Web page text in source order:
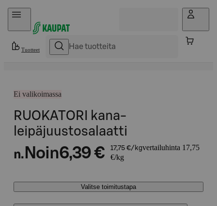
Hyppää sisältöön
Tuotteet
Ei valikoimassa
RUOKATORI kana-
leipäjuustosalaatti
n. Noin6,39 € 17,75 €/kgvertailuhinta 17,75
€/kg
Valitse toimitustapa